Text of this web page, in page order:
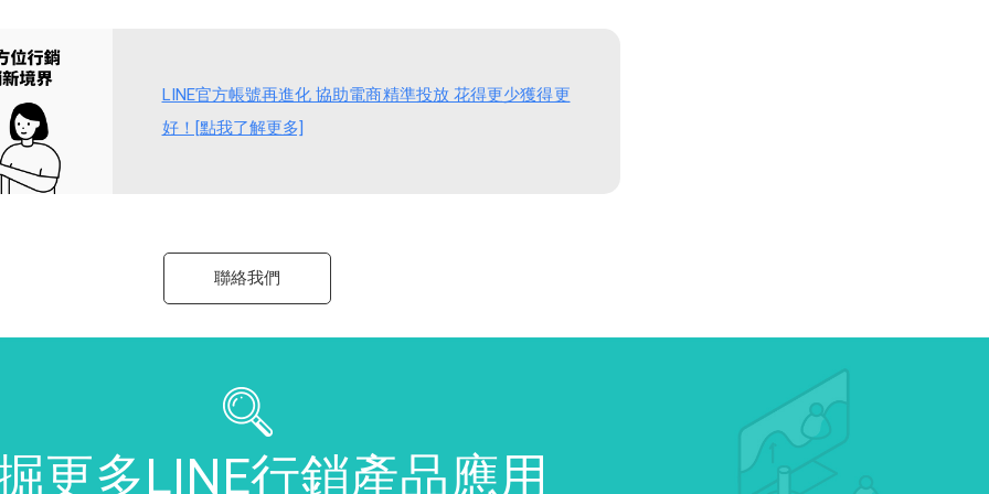
LINE官方帳號再進化 協助電商精準投放 花得更少獲得更
好！[點我了解更多]
聯絡我們
更多LINE行銷產品應用